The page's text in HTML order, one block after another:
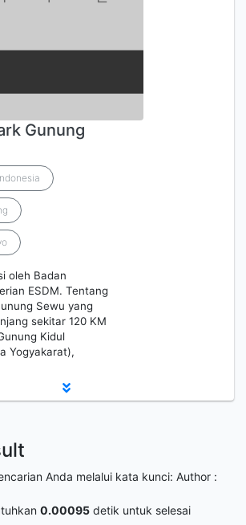
Gunung
oleh Badan
ESDM. Tentang
Sewu yang
sekitar 120 KM
Kidul
Yogyakarat),
Anda melalui kata kunci: Author :
0.00095 detik untuk selesai